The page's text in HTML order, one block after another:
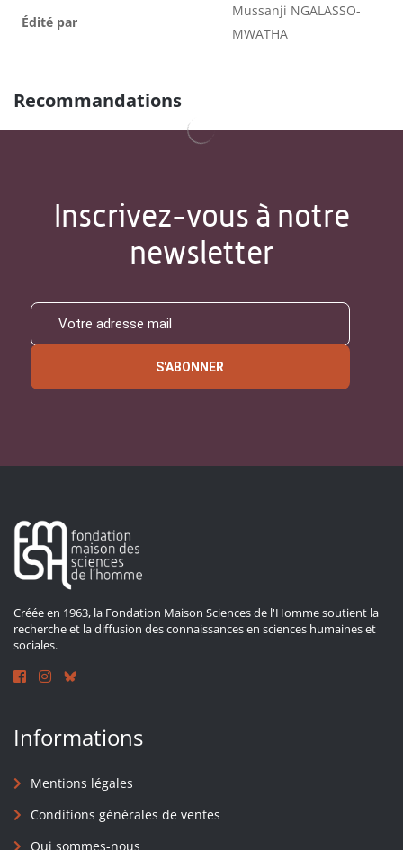
Édité par
Mussanji NGALASSO-
MWATHA
Recommandations
Inscrivez-vous à notre
newsletter
S'ABONNER
Créée en 1963, la Fondation Maison Sciences de l'Homme soutient la
recherche et la diffusion des connaissances en sciences humaines et
sociales.
Informations
Mentions légales
Conditions générales de ventes
Qui sommes-nous